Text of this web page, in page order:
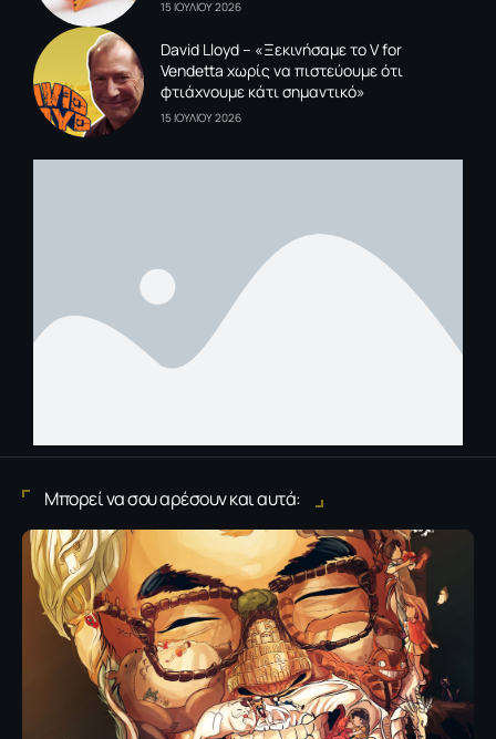
15 ΙΟΥΛΙΟΥ 2026
David Lloyd – «Ξεκινήσαμε το V for
Vendetta χωρίς να πιστεύουμε ότι
φτιάχνουμε κάτι σημαντικό»
15 ΙΟΥΛΙΟΥ 2026
Μπορεί να σου αρέσουν και αυτά: